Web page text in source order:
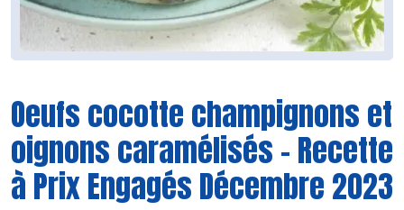
Oeufs cocotte champignons et
oignons caramélisés - Recette
à Prix Engagés Décembre 2023